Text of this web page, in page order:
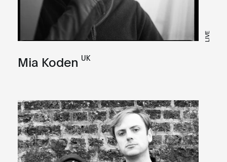
LIVE
Mia Koden UK